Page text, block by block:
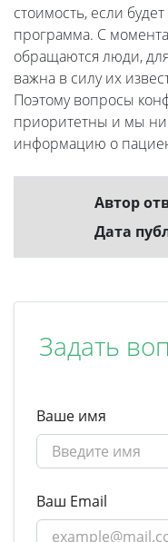
стоимость, если
программа. С
обращаются люди,
важна в силу их
Поэтому вопросы
приоритетны и мы
информацию о
Автор
Дата
Задать
Ваше имя
Ваш Email